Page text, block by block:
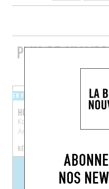
NOS
PLUS DE
LES
EN VILLE
HOTEL JULIEN
Korte Nieuwstraat 24
Anvers (2000)
RÉSERVER UNE CHAMBRE